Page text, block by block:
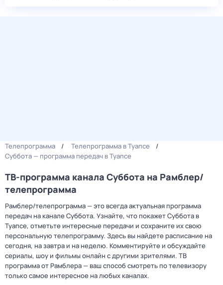
Телепрограмма
Телепрограмма в Туапсе
Суббота — программа передач в Туапсе
ТВ-программа канала Суббота на Рамблер/
телепрограмма
Рамблер/телепрограмма — это всегда актуальная программа
передач на канале Суббота. Узнайте, что покажет Суббота в
Туапсе, отметьте интересные передачи и сохраните их свою
персональную телепрограмму. Здесь вы найдете расписание на
сегодня, на завтра и на неделю. Комментируйте и обсуждайте
сериалы, шоу и фильмы онлайн с другими зрителями. ТВ
программа от Рамблера — ваш способ смотреть по телевизору
только самое интересное на любых каналах.